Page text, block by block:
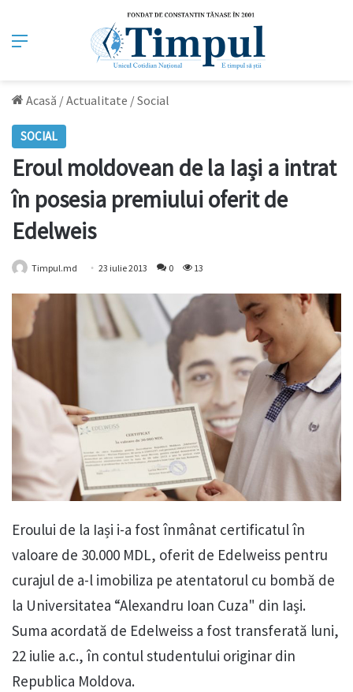
Meniu
Acasă /Actualitate /Social
SOCIAL
Eroul moldovean de la Iași a intrat
în posesia premiului oferit de
Edelweis
Timpul.md 23 iulie 2013 0 13
Eroului de la Iași i-a fost înmânat certificatul în
valoare de 30.000 MDL, oferit de Edelweiss pentru
curajul de a-l imobiliza pe atentatorul cu bombă de
la Universitatea “Alexandru Ioan Cuza" din Iaşi.
Suma acordată de Edelweiss a fost transferată luni,
22 iulie a.c., în contul studentului originar din
Republica Moldova.